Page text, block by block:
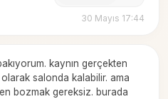
30 Mayıs 17:44
kaynın gerçekten
salonda kalabilir. ama
bozmak gereksiz. burada